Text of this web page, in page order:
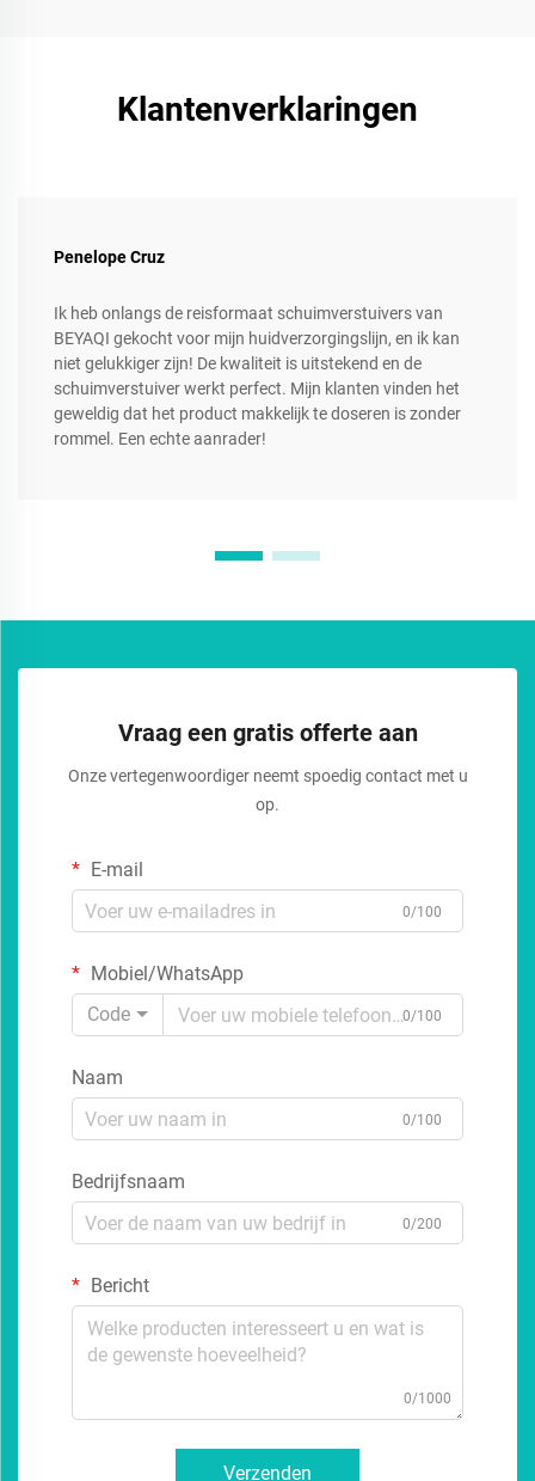
Klantenverklaringen
Penelope Cruz
Ik heb onlangs de reisformaat schuimverstuivers van
BEYAQI gekocht voor mijn huidverzorgingslijn, en ik kan
niet gelukkiger zijn! De kwaliteit is uitstekend en de
schuimverstuiver werkt perfect. Mijn klanten vinden het
geweldig dat het product makkelijk te doseren is zonder
rommel. Een echte aanrader!
Vraag een gratis offerte aan
Onze vertegenwoordiger neemt spoedig contact met u
op.
E-mail
0/100
Mobiel/WhatsApp
Code
0/100
Naam
0/100
Bedrijfsnaam
0/200
Bericht
0/1000
Verzenden